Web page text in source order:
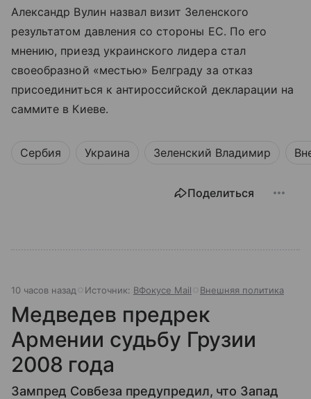
Александр Вулин назвал визит Зеленского
результатом давления со стороны ЕС. По его
мнению, приезд украинского лидера стал
своеобразной «местью» Белграду за отказ
присоединиться к антироссийской декларации на
саммите в Киеве.
Сербия Украина Зеленский Владимир
Поделиться
10 часов назад Источник: ВФокусе Mail Внешняя политика
Медведев предрек
Армении судьбу Грузии
2008 года
Зампред Совбеза предупредил, что Запад